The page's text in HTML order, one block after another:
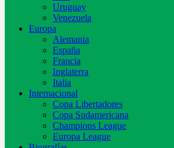
Uruguay
Venezuela
Europa
Alemania
España
Francia
Inglaterra
Italia
Internacional
Copa Libertadores
Copa Sudamericana
Champions League
Europa League